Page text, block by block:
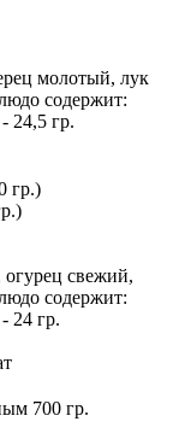
молотый, лук
содержит:
24,5 гр.
свежий,
содержит:
24 гр.